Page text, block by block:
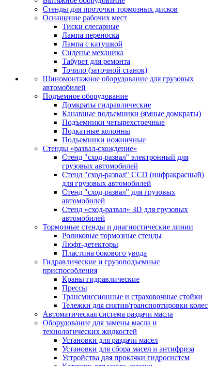
Стенды для проточки тормозных дисков
Оснащение рабочих мест
Тиски слесарные
Лампа переноска
Лампа с катушкой
Сиденье механика
Табурет для ремонта
Точило (заточной станок)
Шиномонтажное оборудование для грузовых
автомобилей
Подъемное оборудование
Домкраты гидравлические
Канавные подъемники (ямные домкраты)
Подъемники четырехстоечные
Подкатные колонны
Подъемники ножничные
Стенды «развал-схождение»
Стенд "сход-развал" электронный для
грузовых автомобилей
Стенд "сход-развал" CCD (инфракрасный)
для грузовых автомобилей
Стенд "сход-развал" для грузовых
автомобилей
Стенд «сход-развал» 3D для грузовых
автомобилей
Тормозные стенды и диагностические линии
Роликовые тормозные стенды
Люфт-детекторы
Пластина бокового увода
Гидравлические и грузоподъемные
приспособления
Краны гидравлические
Прессы
Трансмиссионные и страховочные стойки
Тележки для снятия/транспортировки колес
Автоматическая система раздачи масла
Оборудование для замены масла и
технологических жидкостей
Установки для раздачи масел
Установки для сбора масел и антифриза
Устройства для прокачки гидросистем